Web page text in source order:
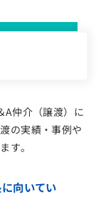
仲介（譲渡）に
の実績・事例や
す。
向いてい